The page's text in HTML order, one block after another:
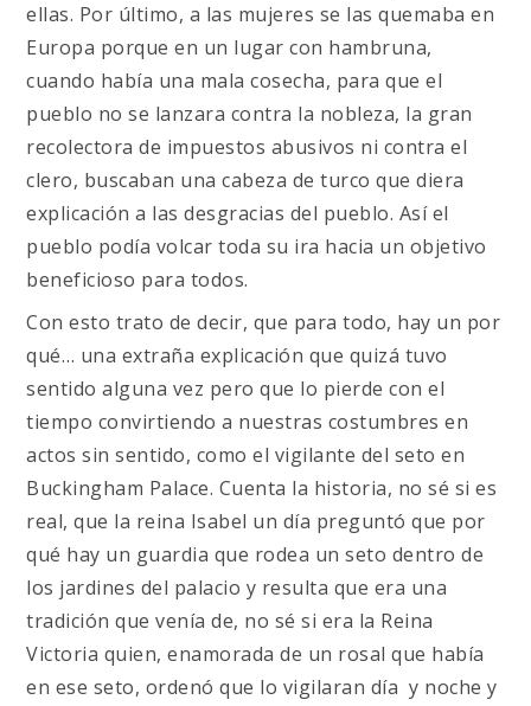
ellas. Por último, a las mujeres se las quemaba en
Europa porque en un lugar con hambruna,
cuando había una mala cosecha, para que el
pueblo no se lanzara contra la nobleza, la gran
recolectora de impuestos abusivos ni contra el
clero, buscaban una cabeza de turco que diera
explicación a las desgracias del pueblo. Así el
pueblo podía volcar toda su ira hacia un objetivo
beneficioso para todos.
Con esto trato de decir, que para todo, hay un por
qué… una extraña explicación que quizá tuvo
sentido alguna vez pero que lo pierde con el
tiempo convirtiendo a nuestras costumbres en
actos sin sentido, como el vigilante del seto en
Buckingham Palace. Cuenta la historia, no sé si es
real, que la reina Isabel un día preguntó que por
qué hay un guardia que rodea un seto dentro de
los jardines del palacio y resulta que era una
tradición que venía de, no sé si era la Reina
Victoria quien, enamorada de un rosal que había
en ese seto, ordenó que lo vigilaran día y noche y